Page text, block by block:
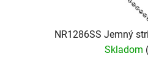
NR1286SS Jemný
Skladom